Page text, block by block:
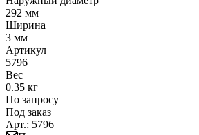
292 мм
Ширина
3 мм
Артикул
5796
Вес
0.35 кг
По запросу
Под заказ
Арт.: 5796